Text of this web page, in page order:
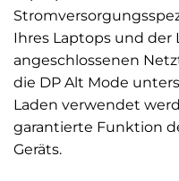
Ihres Laptops und der
angeschlossenen
die DP Alt Mode
Laden verwendet
garantierte Funktion
Geräts.